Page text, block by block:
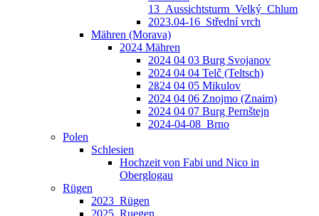
13_Aussichtsturm_Velký_Chlum
2023.04-16_Střední vrch
Mähren (Morava)
2024 Mähren
2024 04 03 Burg Svojanov
2024 04 04 Telč (Teltsch)
2ß24 04 05 Mikulov
2024 04 06 Znojmo (Znaim)
2024 04 07 Burg Pernštejn
2024-04-08_Brno
Polen
Schlesien
Hochzeit von Fabi und Nico in
Oberglogau
Rügen
2023_Rügen
2025_Ruegen